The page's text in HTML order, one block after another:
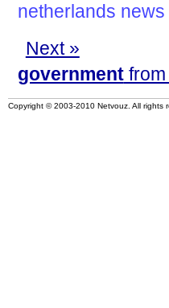
netherlands news
Next »
governmentfrom
Copyright © 2003-2010 Netvouz. All rights